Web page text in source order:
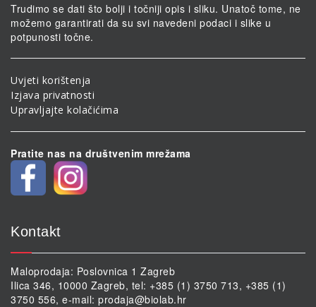
Trudimo se dati što bolji i točniji opis i sliku. Unatoč tome, ne
možemo garantirati da su svi navedeni podaci i slike u
potpunosti točne.
Uvjeti korištenja
Izjava privatnosti
Upravljajte kolačićima
Pratite nas na društvenim mrežama
Kontakt
Maloprodaja: Poslovnica 1 Zagreb
Ilica 346, 10000 Zagreb, tel: +385 (1) 3750 713, +385 (1)
3750 556, e-mail: prodaja@biolab.hr